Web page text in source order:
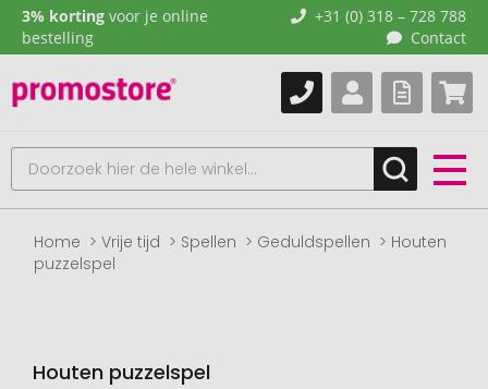
3% korting voor je online
bestelling
+31 (0) 318 – 728 788
Contact
Home Vrije tijd Spellen Geduldspellen
Houten
puzzelspel
Houten puzzelspel